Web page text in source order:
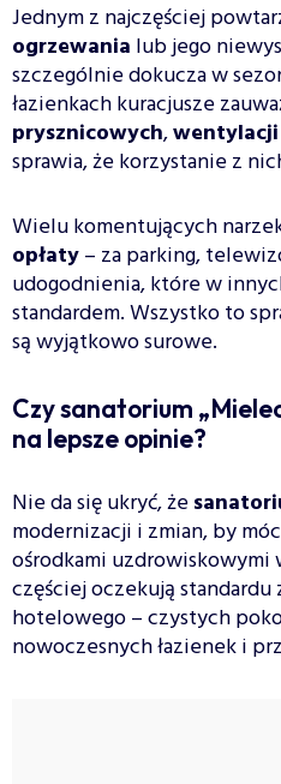
Jednym z najczęściej
ogrzewania lub jego
szczególnie dokucza w
łazienkach kuracjusze
prysznicowych,wentylacji
sprawia, że korzystanie z
Wielu komentujących
opłaty– za parking,
udogodnienia, które w
standardem. Wszystko to
są wyjątkowo surowe.
Czy sanatorium
na lepsze opinie?
Nie da się ukryć, że
modernizacji i zmian, by
ośrodkami uzdrowiskowymi
częściej oczekują
hotelowego – czystych
nowoczesnych łazienek i